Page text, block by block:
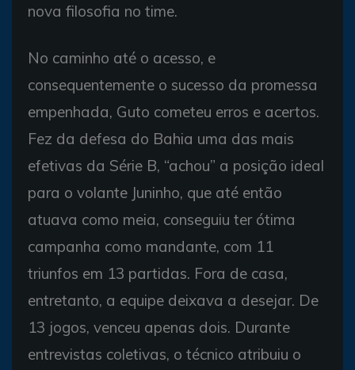
nova filosofia no time.
No caminho até o acesso, e
consequentemente o sucesso da promessa
empenhada, Guto cometeu erros e acertos.
Fez da defesa do Bahia uma das mais
efetivas da Série B, “achou” a posição ideal
para o volante Juninho, que até então
atuava como meia, conseguiu ter ótima
campanha como mandante, com 11
triunfos em 13 partidas. Fora de casa,
entretanto, a equipe deixava a desejar. De
13 jogos, venceu apenas dois. Durante
entrevistas coletivas, o técnico atribuiu o